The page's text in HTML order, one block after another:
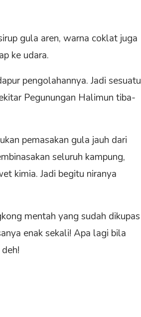
gula aren, warna coklat juga
ke udara.
pengolahannya. Jadi sesuatu
Pegunungan Halimun tiba-
pemasakan gula jauh dari
seluruh kampung,
kimia. Jadi begitu niranya
mentah yang sudah dikupas
enak sekali! Apa lagi bila